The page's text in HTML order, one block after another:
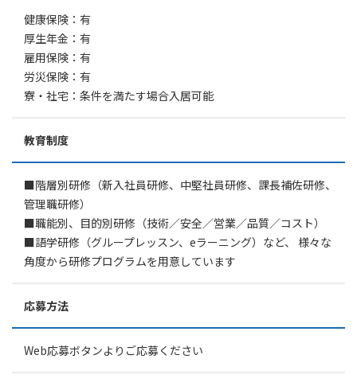
健康保険：有
厚生年金：有
雇用保険：有
労災保険：有
寮・社宅：条件を満たす場合入居可能
教育制度
■階層別研修（新入社員研修、中堅社員研修、課長補佐研修、
管理職研修）
■職能別、目的別研修（技術／安全／営業／品質／コスト）
■語学研修（グループレッスン、eラーニング）など、 様々な
角度から研修プログラムを用意しています
応募方法
Web応募ボタンよりご応募ください